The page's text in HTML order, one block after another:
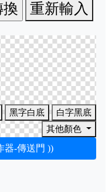
重新輸入
黑字白底
白字黑底
其他顏色
器-傳送門 ))